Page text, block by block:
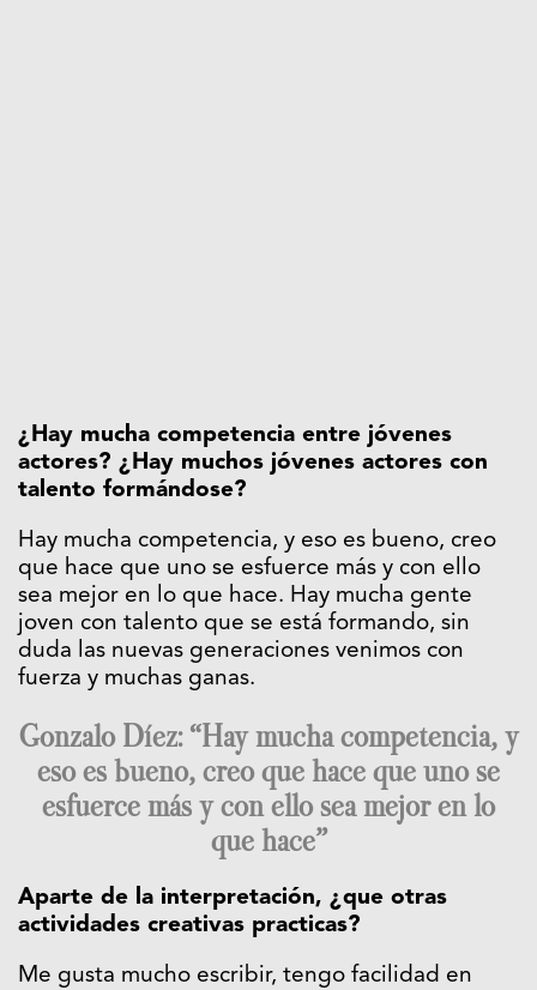
¿Hay mucha competencia entre jóvenes
actores? ¿Hay muchos jóvenes actores con
talento formándose?
Hay mucha competencia, y eso es bueno, creo
que hace que uno se esfuerce más y con ello
sea mejor en lo que hace. Hay mucha gente
joven con talento que se está formando, sin
duda las nuevas generaciones venimos con
fuerza y muchas ganas.
Gonzalo Díez: “Hay mucha competencia, y
eso es bueno, creo que hace que uno se
esfuerce más y con ello sea mejor en lo
que hace”
Aparte de la interpretación, ¿que otras
actividades creativas practicas?
Me gusta mucho escribir, tengo facilidad en